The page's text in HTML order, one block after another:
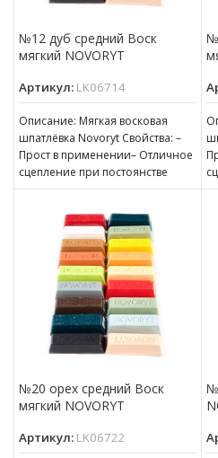
№12 дуб средний Воск
мягкий NOVORYT
Артикул: LK06714
Описание: Мягкая восковая
шпатлёвка Novoryt Свойства: –
Прост в применении– Отличное
сцепление при постоянстве
консистенции– Готов к
№20 орех средний Воск
мягкий NOVORYT
Артикул: LK06722